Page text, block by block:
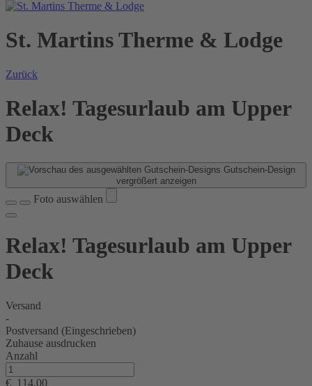
St. Martins Therme & Lodge
Zurück
Relax! Tagesurlaub am Upper
Deck
Gutschein-Design
vergrößert anzeigen
Foto auswählen
Relax! Tagesurlaub am Upper
Deck
Versand
-
Postversand (Eingeschrieben)
Zuhause ausdrucken
Anzahl
€ 114,00